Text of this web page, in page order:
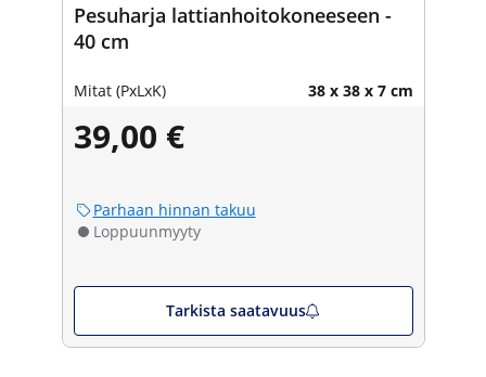
Pesuharja lattianhoitokoneeseen -
40 cm
Mitat (PxLxK) 38 x 38 x 7 cm
39,00 €
Parhaan hinnan takuu
Loppuunmyyty
Tarkista saatavuus